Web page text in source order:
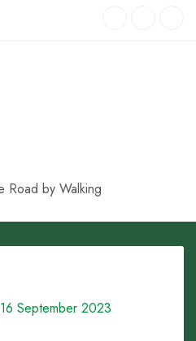
Road by Walking
16 September 2023